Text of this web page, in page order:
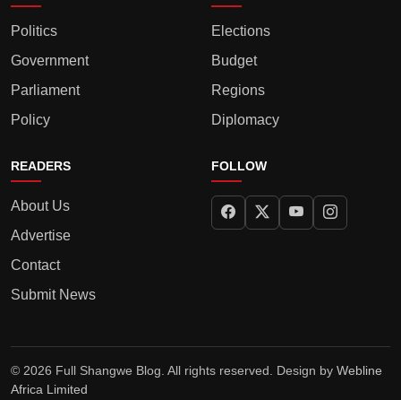
Politics
Government
Parliament
Policy
Elections
Budget
Regions
Diplomacy
READERS
About Us
Advertise
Contact
Submit News
FOLLOW
© 2026 Full Shangwe Blog. All rights reserved. Design by Webline
Africa Limited